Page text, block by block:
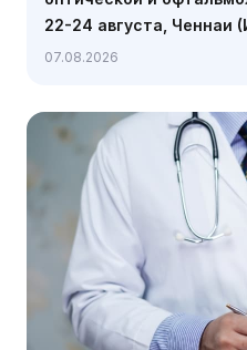
22-24 августа, Ченнаи
07.08.2026